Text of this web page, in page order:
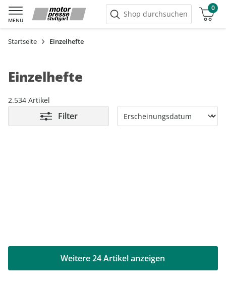
MENÜ
Shop durchsuchen
0
Warenkorb
Startseite Einzelhefte
Einzelhefte
2.534 Artikel
Filter
Weitere 24 Artikel anzeigen